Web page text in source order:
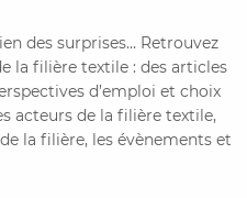
des surprises… Retrouvez
la filière textile : des articles
d’emploi et choix
acteurs de la filière textile,
la filière, les évènements et